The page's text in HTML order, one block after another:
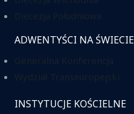
ADWENTYŚCI NA ŚWIECIE
INSTYTUCJE KOŚCIELNE